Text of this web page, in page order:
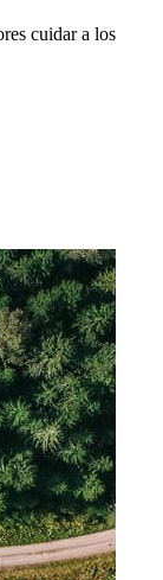
cuidar a los